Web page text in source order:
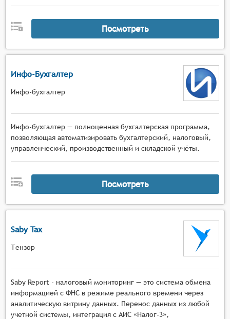
Посмотреть
Инфо-Бухгалтер
Инфо-бухгалтер
Инфо-бухгалтер — полноценная бухгалтерская программа,
позволяющая автоматизировать бухгалтерский, налоговый,
управленческий, производственный и складской учёты.
Посмотреть
Saby Tax
Тензор
Saby Report - налоговый мониторинг — это система обмена
информацией с ФНС в режиме реального времени через
аналитическую витрину данных. Перенос данных из любой
учетной системы, интеграция с АИС «Налог-3»,